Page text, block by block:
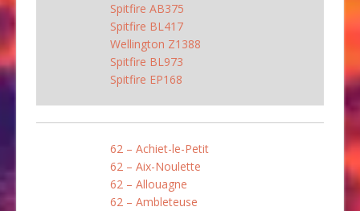
Spitfire AB375
Spitfire BL417
Wellington Z1388
Spitfire BL973
Spitfire EP168
62 – Achiet-le-Petit
62 – Aix-Noulette
62 – Allouagne
62 – Ambleteuse